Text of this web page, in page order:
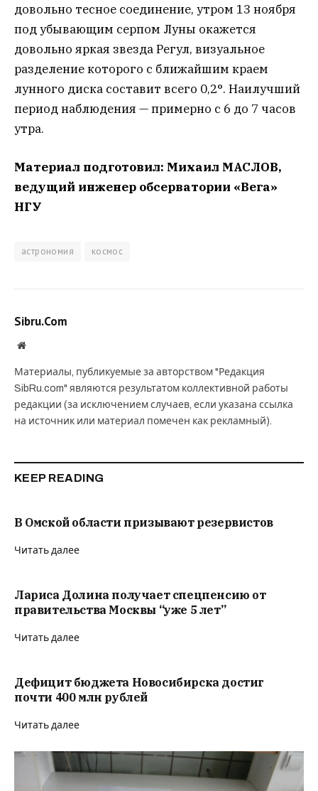
довольно тесное соединение, утром 13 ноября
под убывающим серпом Луны окажется
довольно яркая звезда Регул, визуальное
разделение которого с ближайшим краем
лунного диска составит всего 0,2°. Наилучший
период наблюдения — примерно с 6 до 7 часов
утра.
Материал подготовил: Михаил МАСЛОВ,
ведущий инженер обсерватории «Вега»
НГУ
астрономия космос
Sibru.Com
Website
Материалы, публикуемые за авторством "Редакция
SibRu.com" являются результатом коллективной работы
редакции (за исключением случаев, если указана ссылка
на источник или материал помечен как рекламный).
KEEP READING
В Омской области призывают резервистов
Читать далее
Лариса Долина получает спецпенсию от
правительства Москвы “уже 5 лет”
Читать далее
Дефицит бюджета Новосибирска достиг
почти 400 млн рублей
Читать далее